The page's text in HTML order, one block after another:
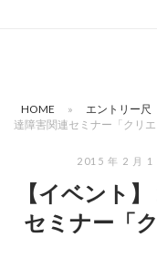
HOME » エントリー尺
達障害関連セミナー「クリ
2015 年 2 月 1
【イベント
セミナー「